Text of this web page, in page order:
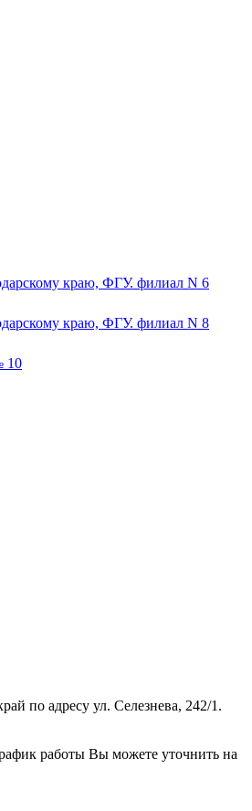
краю, ФГУ. филиал N 6
краю, ФГУ. филиал N 8
10
по адресу ул. Селезнева, 242/1.
работы Вы можете уточнить на